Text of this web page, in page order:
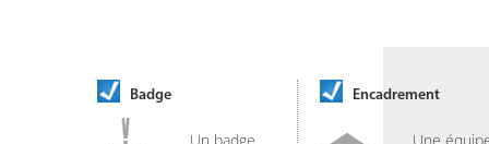
Badge Encadrement